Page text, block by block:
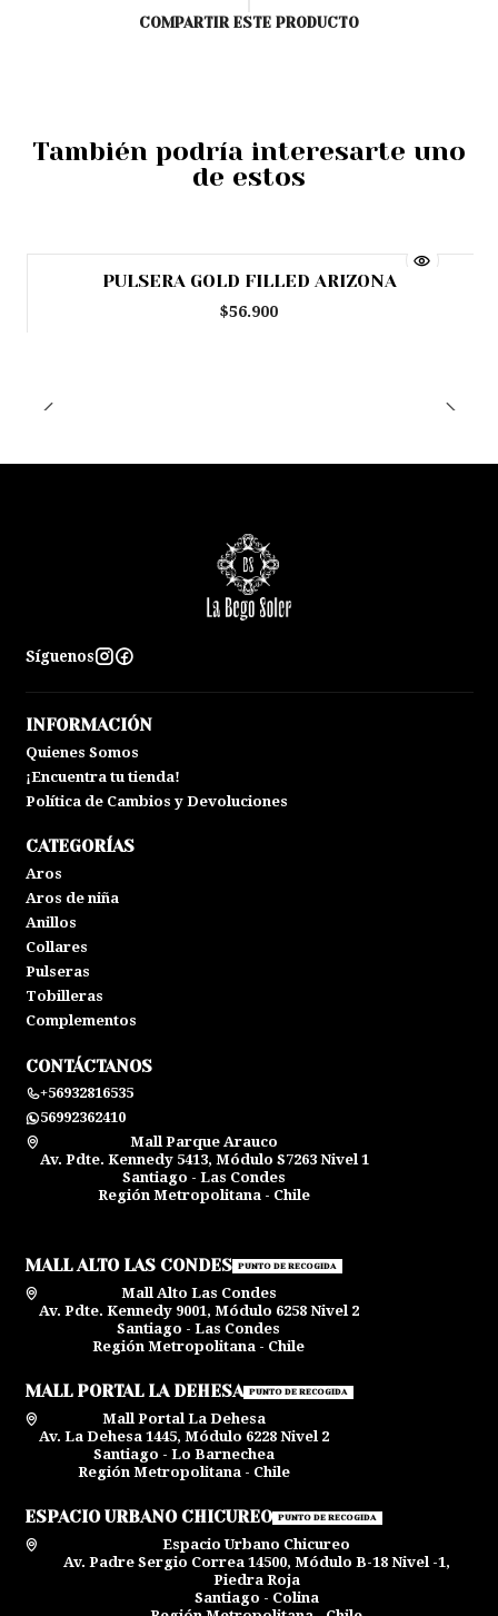
COMPARTIR ESTE PRODUCTO
También podría interesarte uno
de estos
Agotado
PULSERA GOLD FILLED ARIZONA
$56.900
Síguenos
INFORMACIÓN
Quienes Somos
¡Encuentra tu tienda!
Política de Cambios y Devoluciones
CATEGORÍAS
Aros
Aros de niña
Anillos
Collares
Pulseras
Tobilleras
Complementos
CONTÁCTANOS
+56932816535
56992362410
Mall Parque Arauco
Av. Pdte. Kennedy 5413, Módulo S7263 Nivel 1
Santiago - Las Condes
Región Metropolitana - Chile
MALL ALTO LAS CONDES PUNTO DE RECOGIDA
Mall Alto Las Condes
Av. Pdte. Kennedy 9001, Módulo 6258 Nivel 2
Santiago - Las Condes
Región Metropolitana - Chile
MALL PORTAL LA DEHESA PUNTO DE RECOGIDA
Mall Portal La Dehesa
Av. La Dehesa 1445, Módulo 6228 Nivel 2
Santiago - Lo Barnechea
Región Metropolitana - Chile
ESPACIO URBANO CHICUREO PUNTO DE RECOGIDA
Espacio Urbano Chicureo
Av. Padre Sergio Correa 14500, Módulo B-18 Nivel -1,
Piedra Roja
Santiago - Colina